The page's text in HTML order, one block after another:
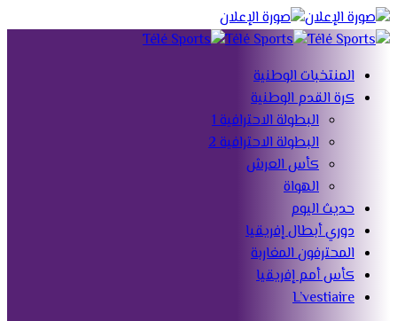
المنتخبات الوطنية
كرة القدم الوطنية
البطولة الاحترافية 1
البطولة الاحترافية 2
كأس العرش
الهواة
حديث اليوم
دوري أبطال إفريقيا
المحترفون المغاربة
كأس أمم إفريقيا
L’vestiaire